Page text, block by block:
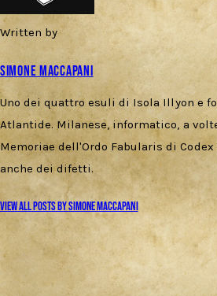
Written by
Simone Maccapani
Uno dei quattro esuli di Isola Illyon e
Atlantide. Milanese, informatico, a
Memoriae dell'Ordo Fabularis di Codex
anche dei difetti.
View all posts bySimone Maccapani